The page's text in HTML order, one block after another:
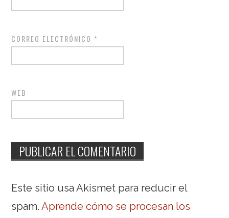
CORREO ELECTRÓNICO *
WEB
Este sitio usa Akismet para reducir el
spam.Aprende cómo se procesan los